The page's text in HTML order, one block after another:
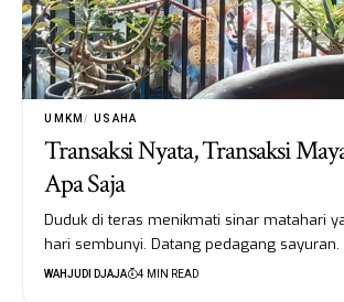
UMKM USAHA
Transaksi Nyata, Transaksi
Apa Saja
Duduk di teras menikmati sinar matahari
hari sembunyi. Datang pedagang
WAHJUDI DJAJA 4 MIN READ